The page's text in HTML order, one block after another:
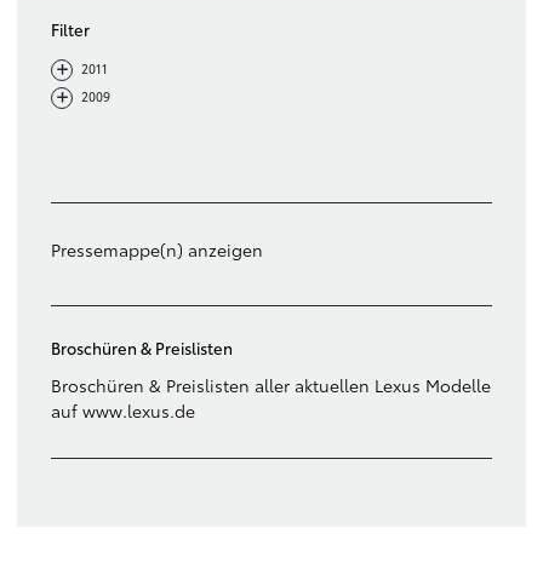
Filter
+- 2011
+- 2009
Pressemappe(n) anzeigen
Broschüren & Preislisten
Broschüren & Preislisten aller aktuellen Lexus Modelle
auf www.lexus.de